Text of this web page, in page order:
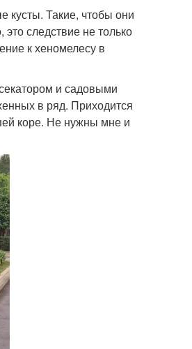
кусты. Такие, чтобы они
следствие не только
к хеномелесу в
и садовыми
в ряд. Приходится
коре. Не нужны мне и